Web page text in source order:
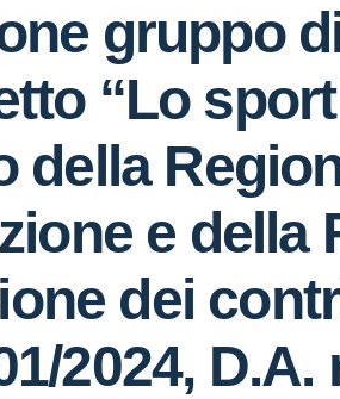
gruppo
“Lo
della
e
dei
2024,